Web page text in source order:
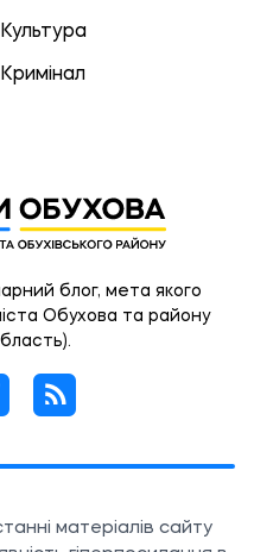
Культура
Кримінал
блог, мета якого
Обухова та району
матеріалів сайту